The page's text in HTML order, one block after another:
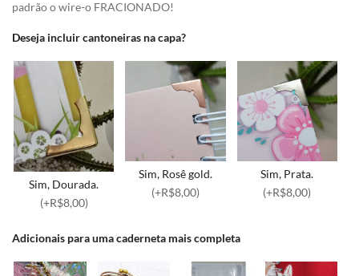
padrão o wire-o FRACIONADO!
Deseja incluir cantoneiras na capa?
Sim, Dourada.
(+R$8,00)
Sim, Rosê gold.
(+R$8,00)
Sim, Prata.
(+R$8,00)
Adicionais para uma caderneta mais completa